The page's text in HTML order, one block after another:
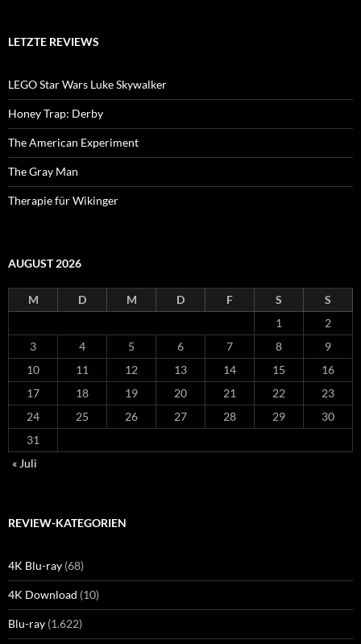
LETZTE REVIEWS
LEGO Star Wars Luke Skywalker
Honey Trap: Derby
The American Experiment
The Gray Man
Therapie für Wikinger
AUGUST 2026
M D M D F S
S
1
2
3
4 5 6 7 8
9
10
11 12 13 14 15
16
17
18 19 20 21 22
23
24
25 26 27 28 29
30
31
« Juli
REVIEW-KATEGORIEN
4K Blu-ray (68)
4K Download (10)
Blu-ray (1.622)